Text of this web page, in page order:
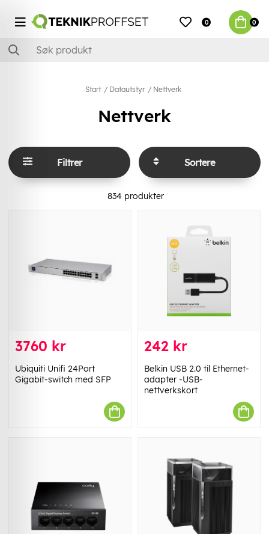
0 0
Start Datautstyr Nettverk
Nettverk
Filtrer Sortere
834 produkter
3760 kr
Ubiquiti Unifi 24Port
Gigabit-switch med SFP
242 kr
Belkin USB 2.0 til Ethernet-
adapter -USB-
nettverkskort